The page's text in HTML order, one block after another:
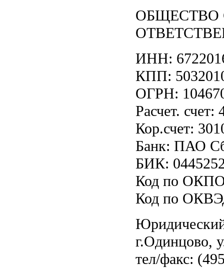
ОБЩЕСТВО
ИНН:
КПП:
ОГРН:
Расчет.
Кор.счет:
Банк: ПАО
БИК:
Код по
Код по
г.Одинцово,
тел/факс: